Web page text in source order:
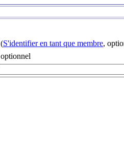
(S'identifier en tant que membre,
optionnel